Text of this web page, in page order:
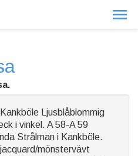
Ljusblåblommig
i vinkel. A 58-A 59
Strålman i Kankböle.
mönstervävt